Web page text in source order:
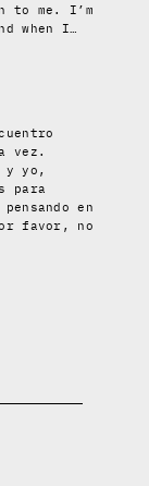
to me. I’m
when I…
vez.
y yo,
para
en
favor, no